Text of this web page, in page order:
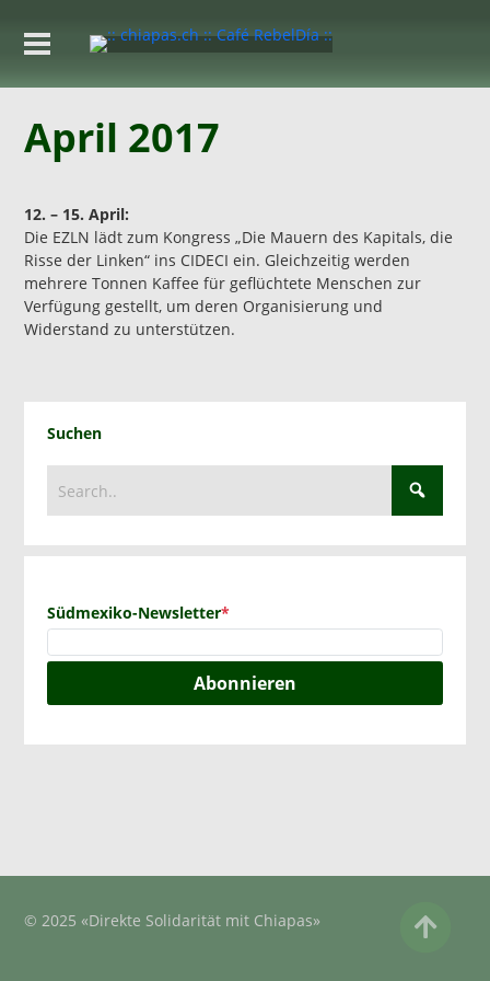
April 2017
12. – 15. April:
Die EZLN lädt zum Kongress „Die Mauern des Kapitals, die
Risse der Linken“ ins CIDECI ein. Gleichzeitig werden
mehrere Tonnen Kaffee für geflüchtete Menschen zur
Verfügung gestellt, um deren Organisierung und
Widerstand zu unterstützen.
Suchen
Südmexiko-Newsletter*
Abonnieren
© 2025 «Direkte Solidarität mit Chiapas»